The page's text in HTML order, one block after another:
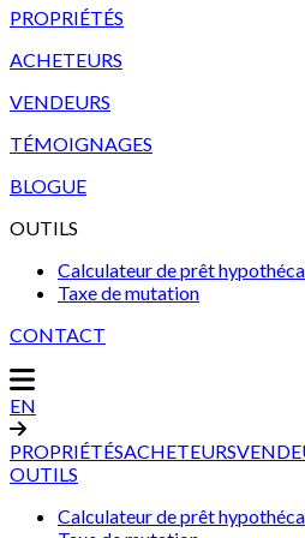
PROPRIÉTÉS
ACHETEURS
VENDEURS
TÉMOIGNAGES
BLOGUE
OUTILS
Calculateur de prêt
Taxe de mutation
CONTACT
EN
PROPRIÉTÉSACHETEURS
OUTILS
Calculateur de prêt